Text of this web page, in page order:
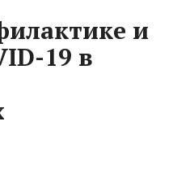
и
19 в